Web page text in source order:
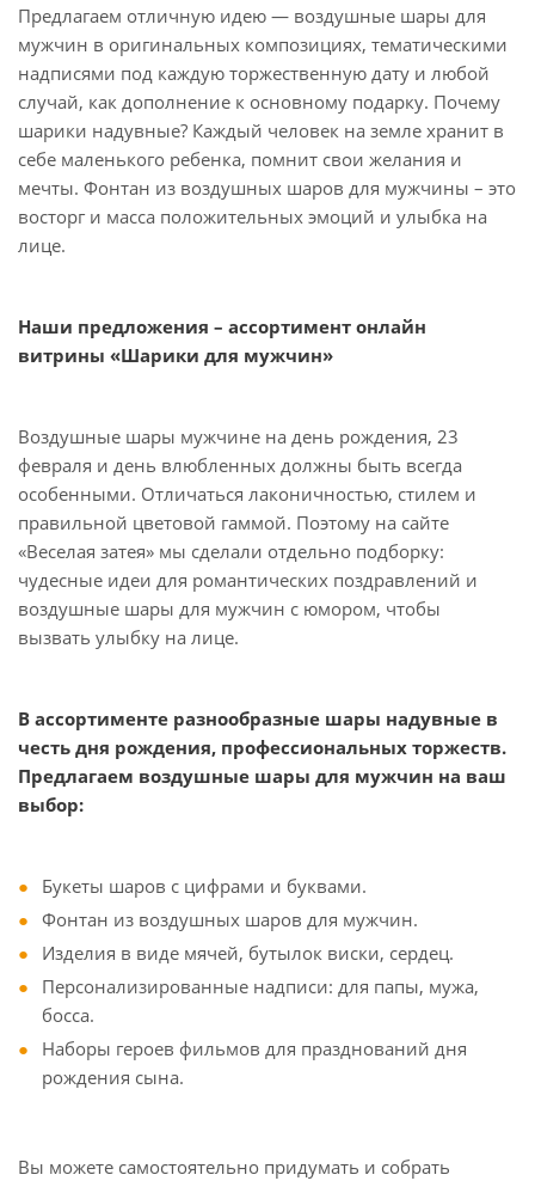
Предлагаем отличную идею — воздушные шары для
мужчин в оригинальных композициях, тематическими
надписями под каждую торжественную дату и любой
случай, как дополнение к основному подарку. Почему
шарики надувные? Каждый человек на земле хранит в
себе маленького ребенка, помнит свои желания и
мечты. Фонтан из воздушных шаров для мужчины – это
восторг и масса положительных эмоций и улыбка на
лице.
Наши предложения – ассортимент онлайн
витрины «Шарики для мужчин»
Воздушные шары мужчине на день рождения, 23
февраля и день влюбленных должны быть всегда
особенными. Отличаться лаконичностью, стилем и
правильной цветовой гаммой. Поэтому на сайте
«Веселая затея» мы сделали отдельно подборку:
чудесные идеи для романтических поздравлений и
воздушные шары для мужчин с юмором, чтобы
вызвать улыбку на лице.
В ассортименте разнообразные шары надувные в
честь дня рождения, профессиональных торжеств.
Предлагаем воздушные шары для мужчин на ваш
выбор:
Букеты шаров с цифрами и буквами.
Фонтан из воздушных шаров для мужчин.
Изделия в виде мячей, бутылок виски, сердец.
Персонализированные надписи: для папы, мужа,
босса.
Наборы героев фильмов для празднований дня
рождения сына.
Вы можете самостоятельно придумать и собрать